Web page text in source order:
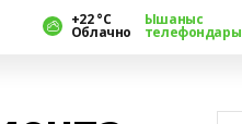
+22 °С
Облачно
Ышаныс
телефондары